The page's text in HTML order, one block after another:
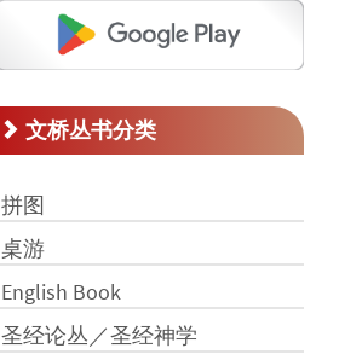
文桥丛书分类
拼图
桌游
English Book
圣经论丛／圣经神学